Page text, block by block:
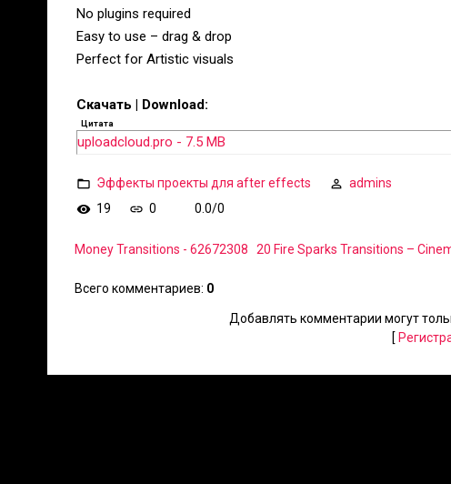
No plugins required
Easy to use – drag & drop
Perfect for Artistic visuals
Скачать | Download:
Цитата
uploadcloud.pro - 7.5 MB
Эффекты проекты для after effects
admins
19
0 0.0/0
Money Transitions - 62672308 20 Fire Sparks Transitions –
Всего комментариев: 0
Добавлять комментарии могут
[